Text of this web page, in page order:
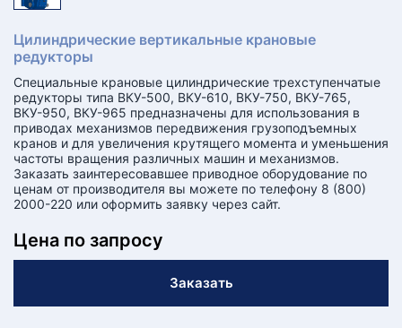
Цилиндрические вертикальные крановые
редукторы
Специальные крановые цилиндрические трехступенчатые
редукторы типа ВКУ-500, ВКУ-610, ВКУ-750, ВКУ-765,
ВКУ-950, ВКУ-965 предназначены для использования в
приводах механизмов передвижения грузоподъемных
кранов и для увеличения крутящего момента и уменьшения
частоты вращения различных машин и механизмов.
Заказать заинтересовавшее приводное оборудование по
ценам от производителя вы можете по телефону 8 (800)
2000-220 или оформить заявку через сайт.
Цена по запросу
Заказать